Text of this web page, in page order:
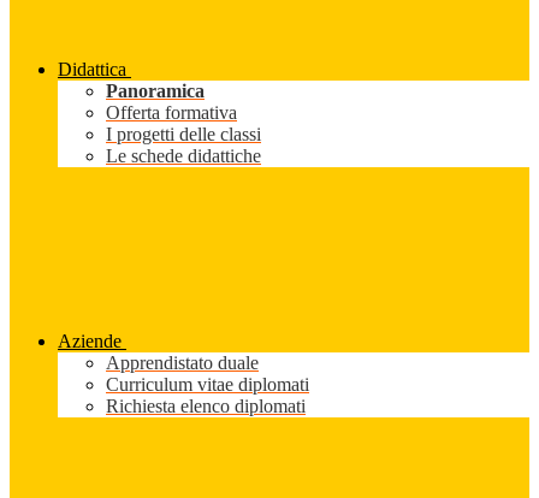
Didattica
Panoramica
Offerta formativa
I progetti delle classi
Le schede didattiche
Aziende
Apprendistato duale
Curriculum vitae diplomati
Richiesta elenco diplomati